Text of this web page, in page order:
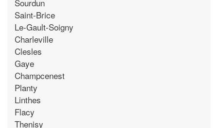
Sourdun
Saint-Brice
Le-Gault-Soigny
Charleville
Clesles
Gaye
Champcenest
Planty
Linthes
Flacy
Thenisy